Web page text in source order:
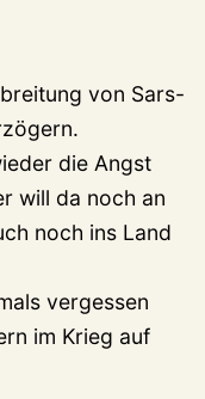
von Sars-
die Angst
will da noch an
noch ins Land
vergessen
im Krieg auf